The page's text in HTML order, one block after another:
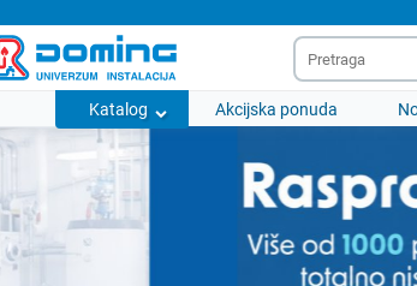
Katalog Akcijska ponuda